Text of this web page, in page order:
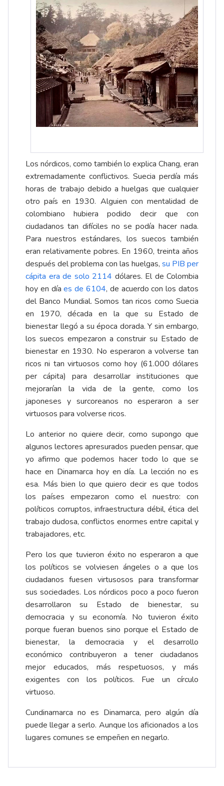
Los nórdicos, como también lo explica Chang, eran
extremadamente conflictivos. Suecia perdía más
horas de trabajo debido a huelgas que cualquier
otro país en 1930. Alguien con mentalidad de
colombiano hubiera podido decir que con
ciudadanos tan difíciles no se podía hacer nada.
Para nuestros estándares, los suecos también
eran relativamente pobres. En 1960, treinta años
después del problema con las huelgas, su PIB per
cápita era de solo 2114 dólares. El de Colombia
hoy en díaes de 6104, de acuerdo con los datos
del Banco Mundial. Somos tan ricos como Suecia
en 1970, década en la que su Estado de
bienestar llegó a su época dorada. Y sin embargo,
los suecos empezaron a construir su Estado de
bienestar en 1930. No esperaron a volverse tan
ricos ni tan virtuosos como hoy (61.000 dólares
per cápita) para desarrollar instituciones que
mejorarían la vida de la gente, como los
japoneses y surcoreanos no esperaron a ser
virtuosos para volverse ricos.
Lo anterior no quiere decir, como supongo que
algunos lectores apresurados pueden pensar, que
yo afirmo que podemos hacer todo lo que se
hace en Dinamarca hoy en día. La lección no es
esa. Más bien lo que quiero decir es que todos
los países empezaron como el nuestro: con
políticos corruptos, infraestructura débil, ética del
trabajo dudosa, conflictos enormes entre capital y
trabajadores, etc.
Pero los que tuvieron éxito no esperaron a que
los políticos se volviesen ángeles o a que los
ciudadanos fuesen virtusosos para transformar
sus sociedades. Los nórdicos poco a poco fueron
desarrollaron su Estado de bienestar, su
democracia y su economía. No tuvieron éxito
porque fueran buenos sino porque el Estado de
bienestar, la democracia y el desarrollo
económico contribuyeron a tener ciudadanos
mejor educados, más respetuosos, y más
exigentes con los políticos. Fue un círculo
virtuoso.
Cundinamarca no es Dinamarca, pero algún día
puede llegar a serlo. Aunque los aficionados a los
lugares comunes se empeñen en negarlo.